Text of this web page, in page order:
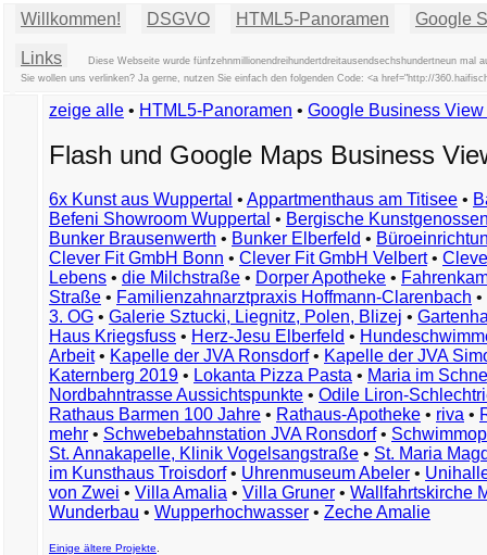
Willkommen! DSGVO HTML5-Panoramen Google
Links
Diese Webseite wurde fünfzehnmillionendreihundertdreitausendsechshundertneun mal
Sie wollen uns verlinken? Ja gerne, nutzen Sie einfach den folgenden Code: <a href="http://
zeige alle • HTML5-Panoramen • Google Business
Flash und Google Maps Business
6x Kunst aus Wuppertal • Appartmenthaus am Titisee •
Befeni Showroom Wuppertal • Bergische
Bunker Brausenwerth • Bunker Elberfeld •
Clever Fit GmbH Bonn • Clever Fit GmbH Velbert•
Lebens • die Milchstraße • Dorper Apotheke •
Straße • Familienzahnarztpraxis Hoffmann-Clarenbach •
3. OG • Galerie Sztucki, Liegnitz, Polen, Blizej •
Haus Kriegsfuss • Herz-Jesu Elberfeld •
Arbeit• Kapelle der JVA Ronsdorf• Kapelle der JVA
Katernberg 2019 • Lokanta Pizza Pasta • Maria im
Nordbahntrasse Aussichtspunkte • Odile Liron-
Rathaus Barmen 100 Jahre • Rathaus-Apotheke • riva •
mehr • Schwebebahnstation JVA Ronsdorf•
St. Annakapelle, Klinik Vogelsangstraße • St. Maria
im Kunsthaus Troisdorf• Uhrenmuseum Abeler •
von Zwei • Villa Amalia • Villa Gruner • Wallfahrtskirche
Wunderbau • Wupperhochwasser • Zeche Amalie
Einige ältere Projekte